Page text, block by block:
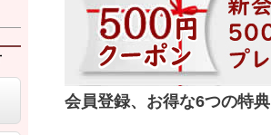
会員登録、お得な6つの特典